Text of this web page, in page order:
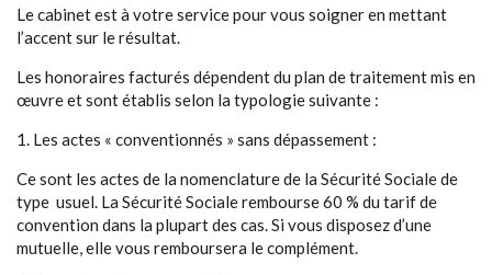
Le cabinet est à votre service pour vous soigner en mettant
l’accent sur le résultat.
Les honoraires facturés dépendent du plan de traitement mis en
œuvre et sont établis selon la typologie suivante :
1. Les actes « conventionnés » sans dépassement :
Ce sont les actes de la nomenclature de la Sécurité Sociale de
type usuel. La Sécurité Sociale rembourse 60 % du tarif de
convention dans la plupart des cas. Si vous disposez d’une
mutuelle, elle vous remboursera le complément.